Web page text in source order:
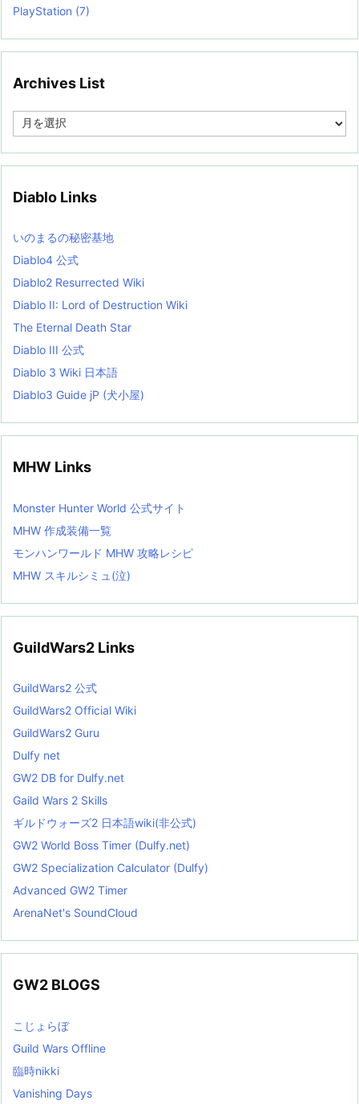
PlayStation (7)
Archives List
e
i
s
t
Diablo Links
いのまるの秘密基地
Diablo4 公式
Diablo2 Resurrected Wiki
Diablo II: Lord of Destruction Wiki
The Eternal Death Star
Diablo III 公式
Diablo 3 Wiki 日本語
Diablo3 Guide jP (犬小屋)
MHW Links
Monster Hunter World 公式サイト
MHW 作成装備一覧
モンハンワールド MHW 攻略レシピ
MHW スキルシミュ(泣)
GuildWars2 Links
GuildWars2 公式
GuildWars2 Official Wiki
GuildWars2 Guru
Dulfy net
GW2 DB for Dulfy.net
Gaild Wars 2 Skills
ギルドウォーズ2 日本語wiki(非公式)
GW2 World Boss Timer (Dulfy.net)
GW2 Specialization Calculator (Dulfy)
Advanced GW2 Timer
ArenaNet's SoundCloud
GW2 BLOGS
こじょらぼ
Guild Wars Offline
臨時nikki
Vanishing Days